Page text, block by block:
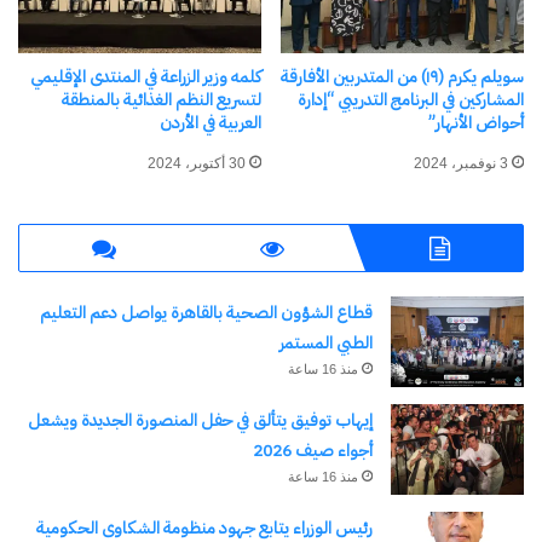
المصرية إلى مراكز صناعية ولوجستية.
أكد محمد السويدي رئيس اتحاد الصناعات المصرية، أن
الإصلاحات المالية والضريبية بدأت تؤتي ثمارها بتخفيف
الأعباء عن الممولين وتعزيز قدرة وتنافسية الاقتصاد
جدا»، ونحن ندعم بكل جهدنا نهج «المالية» للنهوض
أضاف أن تحفيز القطاع الصناعي يدفع معدلات النمو
ويخلق فرص عمل مستدامة.
شارك هذا الموضوع:
فيس بوك
سويلم يكرم (١٩) من المتدربين الأفارقة
المشاركين في البرنامج التدريبي “إدارة
أحواض الأنهار”
3 نوفمبر، 2024
كلمه وزير الزراعة في المنتدى الإقليمي
لتسريع النظم الغذائية بالمنطقة
العربية في الأردن
30 أكتوبر، 2024
قطاع الشؤون الصحية بالقاهرة يواصل دعم التعليم
الطبي المستمر
منذ 16 ساعة
إيهاب توفيق يتألق في حفل المنصورة الجديدة ويشعل
أجواء صيف 2026
منذ 16 ساعة
رئيس الوزراء يتابع جهود منظومة الشكاوى الحكومية